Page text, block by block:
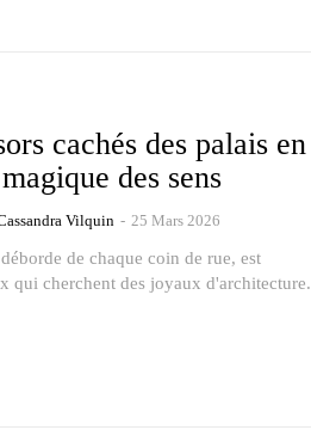
cachés des palais en
des sens
Vilquin - 25 Mars 2026
de chaque coin de rue, est
qui cherchent des joyaux d'architecture.